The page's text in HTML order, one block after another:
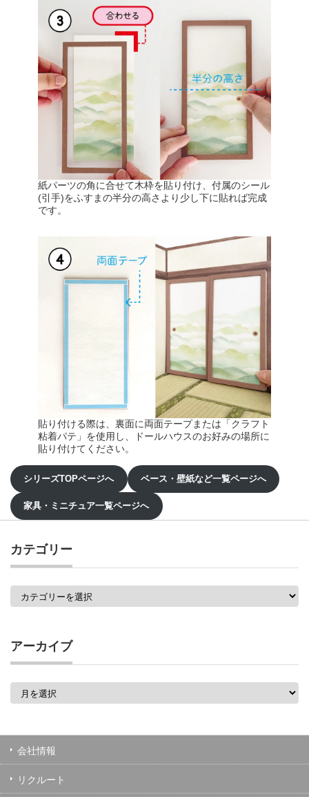
紙パーツの角に合せて木枠を貼り付け、付属のシール
(引手)をふすまの半分の高さより少し下に貼れば完成
です。
貼り付ける際は、裏面に両面テープまたは「クラフト
粘着パテ」を使用し、ドールハウスのお好みの場所に
貼り付けてください。
シリーズTOPページへ ベース・壁紙など一覧ページへ
家具・ミニチュア一覧ページへ
カテゴリー
カ
アーカイブ
ア
ブ
会社情報
リクルート